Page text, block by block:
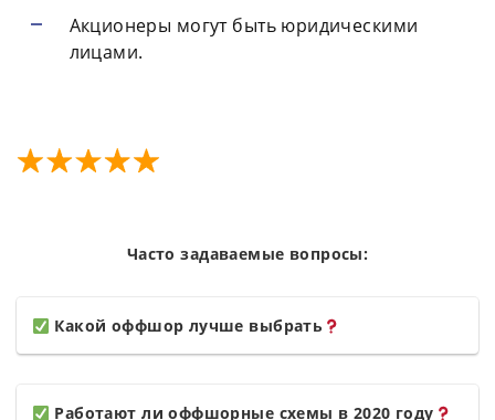
Акционеры могут быть юридическими
лицами.
Часто задаваемые вопросы:
Какой оффшор лучше выбрать
Работают ли оффшорные схемы в 2020 году